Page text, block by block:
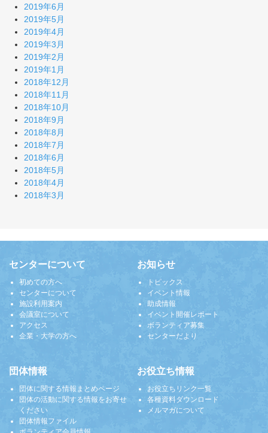
2019年6月
2019年5月
2019年4月
2019年3月
2019年2月
2019年1月
2018年12月
2018年11月
2018年10月
2018年9月
2018年8月
2018年7月
2018年6月
2018年5月
2018年4月
2018年3月
センターについて
初めての方へ
センターについて
施設利用案内
会議室について
アクセス
企業・大学の方へ
お知らせ
トピックス
イベント情報
助成情報
イベント開催レポート
ボランティア募集
センターだより
団体情報
団体に関する情報まとめページ
団体の活動に関する情報をお寄せ
ください
団体情報ファイル
お役立ち情報
お役立ちリンク一覧
各種資料ダウンロード
メルマガについて